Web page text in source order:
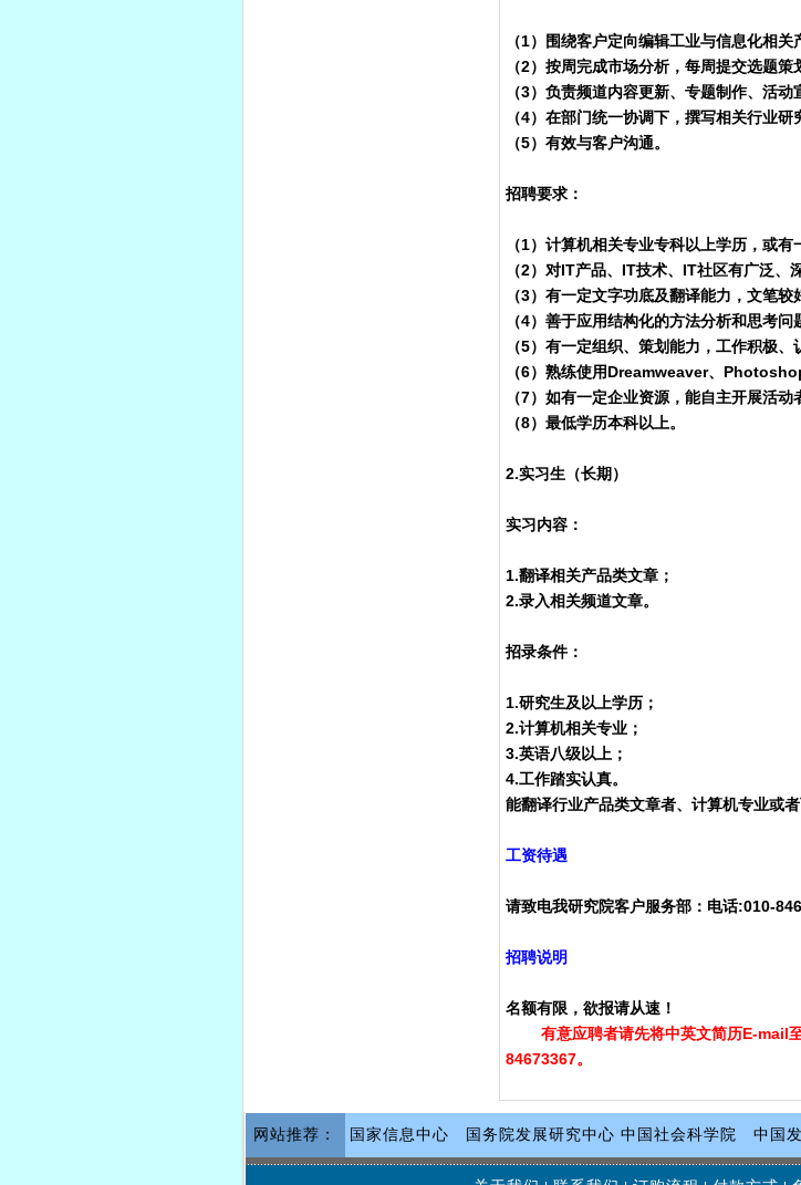
（1）围绕客户定向编辑工业与信息化相
（2）按周完成市场分析，每周提交选题策
（3）负责频道内容更新、专题制作、活动
（4）在部门统一协调下，撰写相关行业研
（5）有效与客户沟通。
招聘要求：
（1）计算机相关专业专科以上学历，或有
（2）对IT产品、IT技术、IT社区有广泛、
（3）有一定文字功底及翻译能力，文笔较
（4）善于应用结构化的方法分析和思考
（5）有一定组织、策划能力，工作积极
（6）熟练使用Dreamweaver、
（7）如有一定企业资源，能自主开展活动
（8）最低学历本科以上。
2.实习生（长期）
实习内容：
1.翻译相关产品类文章；
2.录入相关频道文章。
招录条件：
1.研究生及以上学历；
2.计算机相关专业；
3.英语八级以上；
4.工作踏实认真。
能翻译行业产品类文章者、计算机专业或
工资待遇
请致电我研究院客户服务部：电话:010-
招聘说明
名额有限，欲报请从速！
有意应聘者请先将中英文简历E-mail
84673367。
网站推荐： 国家信息中心 国务院发展研究中心 中国社会科学院 中国